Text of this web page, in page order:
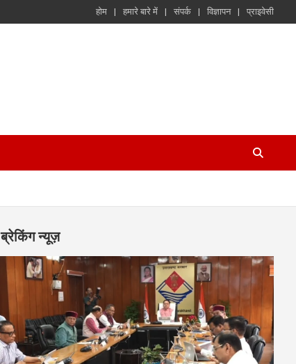
होम हमारे बारे में संपर्क विज्ञापन प्राइवेसी
ब्रेकिंग न्यूज़